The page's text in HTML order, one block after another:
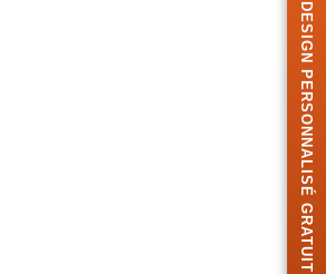
DESIGN PERSONNALISÉ GRATUIT